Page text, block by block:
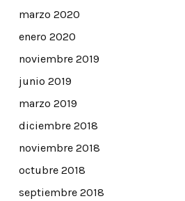
marzo 2020
enero 2020
noviembre 2019
junio 2019
marzo 2019
diciembre 2018
noviembre 2018
octubre 2018
septiembre 2018